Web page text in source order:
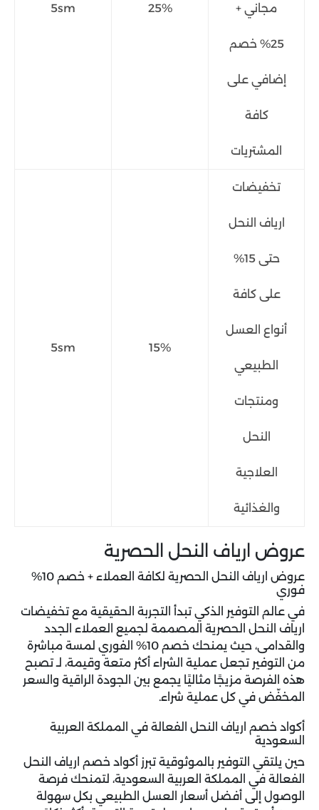
مجاني +
25% خصم
إضافي على
كافة
المشتريات
25%
5sm
تخفيضات
ارياف النحل
حتى 15%
على كافة
أنواع العسل
الطبيعي
ومنتجات
النحل
العلاجية
والغذائية
15%
5sm
عروض ارياف النحل الحصرية
عروض ارياف النحل الحصرية لكافة العملاء + خصم 10%
فوري
في عالم التوفير الذكي تبدأ التجربة الحقيقية مع تخفيضات
ارياف النحل الحصرية المصممة لجميع العملاء الجدد
والقدامى، حيث يمنحك خصم 10% الفوري لمسة مباشرة
من التوفير تجعل عملية الشراء أكثر متعة وقيمة، لـ تصبح
هذه الفرصة مزيجًا مثاليًا يجمع بين الجودة الراقية والسعر
المخفّض في كل عملية شراء.
أكواد خصم ارياف النحل الفعالة في المملكة العربية
السعودية
حين يلتقي التوفير بالموثوقية تبرز أكواد خصم ارياف النحل
الفعالة في المملكة العربية السعودية، لتمنحك فرصة
الوصول إلى أفضل أسعار العسل الطبيعي بكل سهولة